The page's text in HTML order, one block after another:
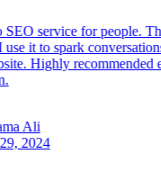
service for people.
it to spark
Highly recommended
Ali
2024